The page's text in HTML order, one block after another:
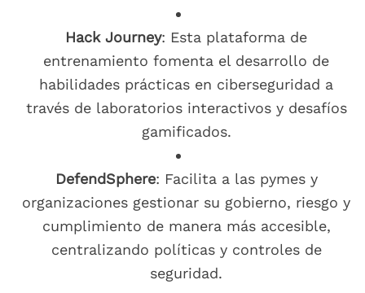
Hack Journey: Esta plataforma de
entrenamiento fomenta el desarrollo de
habilidades prácticas en ciberseguridad a
través de laboratorios interactivos y desafíos
gamificados.
DefendSphere: Facilita a las pymes y
organizaciones gestionar su gobierno, riesgo y
cumplimiento de manera más accesible,
centralizando políticas y controles de
seguridad.